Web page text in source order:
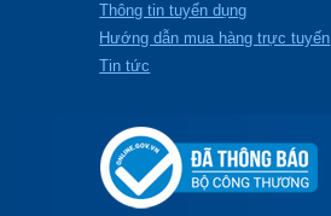
Thông tin tuyển dụng
Hướng dẫn mua hàng trực tuyến
Tin tức